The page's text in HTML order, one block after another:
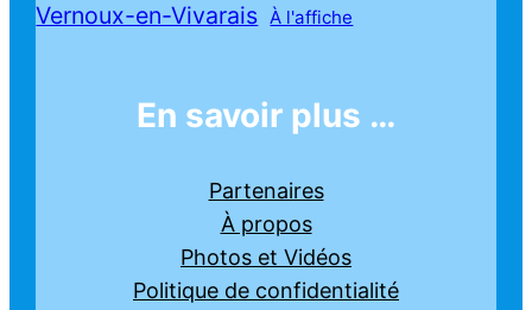
Vernoux-en-Vivarais À l'affiche
En savoir plus …
Partenaires
À propos
Photos et Vidéos
Politique de confidentialité